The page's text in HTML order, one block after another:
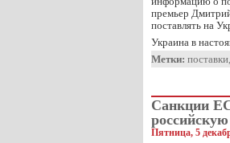
премьер
поставлять на
Украина в
Метки: поставки,
Санкции
Пятница, 5